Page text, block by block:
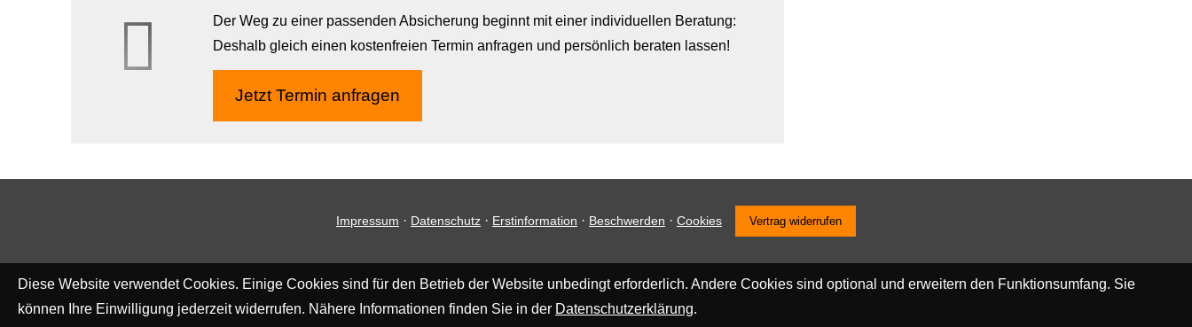
Der Weg zu einer passenden Absicherung beginnt mit einer individuellen Beratung:
Deshalb gleich einen kostenfreien Termin anfragen und persönlich beraten lassen!
Jetzt Termin anfragen
Impressum · Datenschutz · Erstinformation · Beschwerden · Cookies Vertrag widerrufen
Diese Website verwendet Cookies. Einige Cookies sind für den Betrieb der Website unbedingt erforderlich. Andere Cookies sind optional und erweitern den Funktionsumfang. Sie
können Ihre Einwilligung jederzeit widerrufen. Nähere Informationen finden Sie in der Datenschutzerklärung.